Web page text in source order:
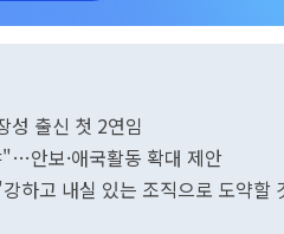
성 출신 첫 2연임
안보·애국활동 확대 제안
하고 내실 있는 조직으로 도약할